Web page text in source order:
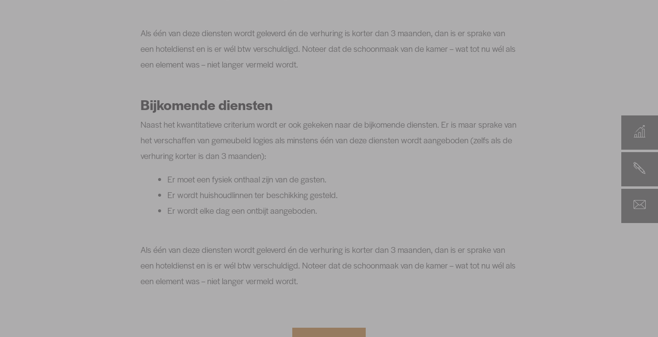
Als één van deze diensten wordt geleverd én de verhuring is korter dan 3 maanden, dan is er sprake van
een hoteldienst en is er wél btw verschuldigd. Noteer dat de schoonmaak van de kamer – wat tot nu wél als
een element was – niet langer vermeld wordt.
Bijkomende diensten
Naast het kwantitatieve criterium wordt er ook gekeken naar de bijkomende diensten. Er is maar sprake van
het verschaffen van gemeubeld logies als minstens één van deze diensten wordt aangeboden (zelfs als de
verhuring korter is dan 3 maanden):
Er moet een fysiek onthaal zijn van de gasten.
Er wordt huishoudlinnen ter beschikking gesteld.
Er wordt elke dag een ontbijt aangeboden.
Als één van deze diensten wordt geleverd én de verhuring is korter dan 3 maanden, dan is er sprake van
een hoteldienst en is er wél btw verschuldigd. Noteer dat de schoonmaak van de kamer – wat tot nu wél als
een element was – niet langer vermeld wordt.